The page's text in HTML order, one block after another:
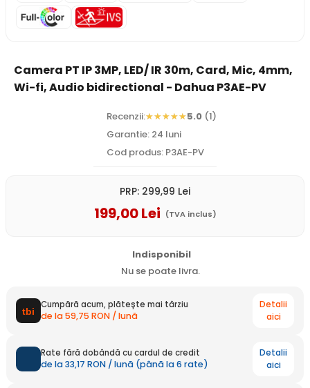
Camera PT IP 3MP, LED/ IR 30m, Card, Mic, 4mm,
Wi-fi, Audio bidirectional - Dahua P3AE-PV
Recenzii: 5.0 (1)
Garantie: 24 luni
Cod produs: P3AE-PV
PRP: 299,99 Lei
199,00Lei (TVA inclus)
Indisponibil
Nu se poate livra.
Cumpără acum, plătește mai târziu
de la 59,75 RON / lună
Detalii
aici
Rate fără dobândă cu cardul de credit
de la 33,17 RON / lună (până la 6 rate)
Detalii
aici